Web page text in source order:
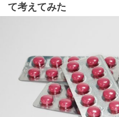
て考えてみた